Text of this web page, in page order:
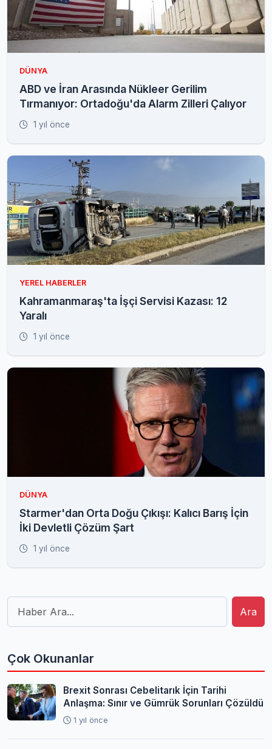
DÜNYA
ABD ve İran Arasında Nükleer Gerilim
Tırmanıyor: Ortadoğu'da Alarm Zilleri Çalıyor
1 yıl önce
YEREL HABERLER
Kahramanmaraş'ta İşçi Servisi Kazası: 12
Yaralı
1 yıl önce
DÜNYA
Starmer'dan Orta Doğu Çıkışı: Kalıcı Barış İçin
İki Devletli Çözüm Şart
1 yıl önce
Ara
Çok Okunanlar
Brexit Sonrası Cebelitarık İçin Tarihi
Anlaşma: Sınır ve Gümrük Sorunları Çözüldü
1 yıl önce